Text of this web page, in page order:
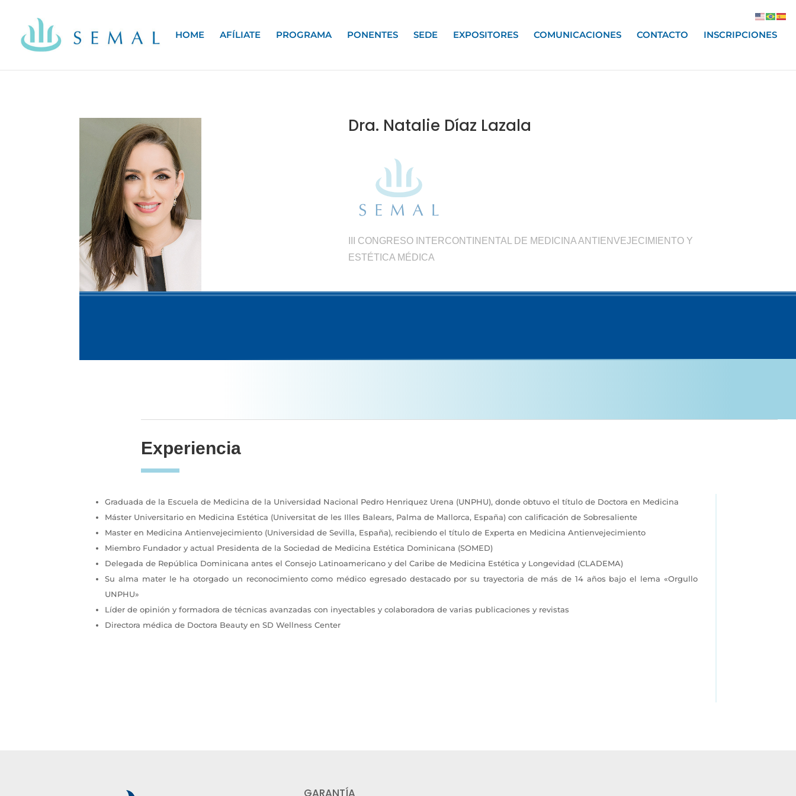
HOME AFÍLIATE PROGRAMA PONENTES SEDE EXPOSITORES COMUNICACIONES CONTACTO INSCRIPCIONES
Dra. Natalie Díaz Lazala
III CONGRESO INTERCONTINENTAL DE MEDICINA ANTIENVEJECIMIENTO Y
ESTÉTICA MÉDICA
Experiencia
Graduada de la Escuela de Medicina de la Universidad Nacional Pedro Henriquez Urena (UNPHU), donde obtuvo el título de Doctora en Medicina
Máster Universitario en Medicina Estética (Universitat de les Illes Balears, Palma de Mallorca, España) con calificación de Sobresaliente
Master en Medicina Antienvejecimiento (Universidad de Sevilla, España), recibiendo el título de Experta en Medicina Antienvejecimiento
Miembro Fundador y actual Presidenta de la Sociedad de Medicina Estética Dominicana (SOMED)
Delegada de República Dominicana antes el Consejo Latinoamericano y del Caribe de Medicina Estética y Longevidad (CLADEMA)
Su alma mater le ha otorgado un reconocimiento como médico egresado destacado por su trayectoria de más de 14 años bajo el lema «Orgullo
UNPHU»
Líder de opinión y formadora de técnicas avanzadas con inyectables y colaboradora de varias publicaciones y revistas
Directora médica de Doctora Beauty en SD Wellness Center